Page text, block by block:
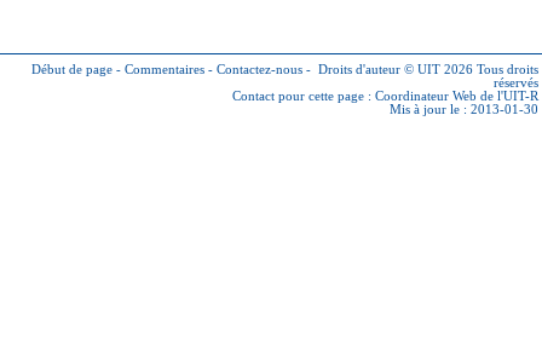
Début de page - Commentaires - Contactez-nous - Droits d'auteur © UIT 2026 Tous droits
réservés
Contact pour cette page : Coordinateur Web de l'UIT-R
Mis à jour le : 2013-01-30